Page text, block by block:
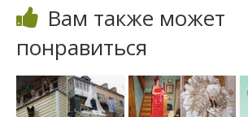
Вам также может
понравиться